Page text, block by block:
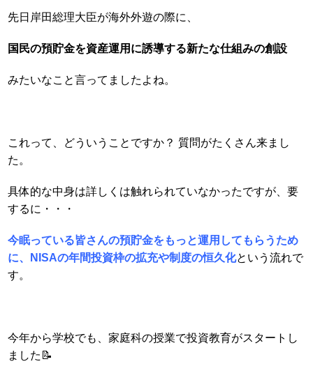
先日岸田総理大臣が海外外遊の際に、
国民の預貯金を資産運用に誘導する新たな仕組みの創設
みたいなこと言ってましたよね。
これって、どういうことですか？ 質問がたくさん来まし
た。
具体的な中身は詳しくは触れられていなかったですが、要
するに・・・
今眠っている皆さんの預貯金をもっと運用してもらうため
に、NISAの年間投資枠の拡充や制度の恒久化という流れで
す。
今年から学校でも、家庭科の授業で投資教育がスタートし
ました📝